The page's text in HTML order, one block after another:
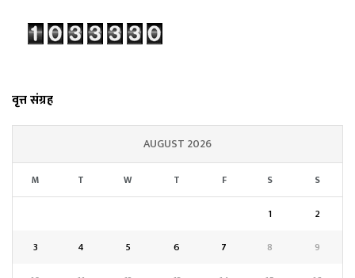
वृत्त संग्रह
AUGUST 2026
M T W T F S S
1
2
3
4 5 6 7 8
9